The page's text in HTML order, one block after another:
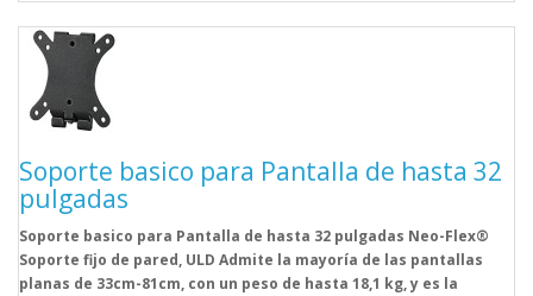
Soporte basico para Pantalla de hasta 32
pulgadas
Soporte basico para Pantalla de hasta 32 pulgadas Neo-Flex®
Soporte fijo de pared, ULD Admite la mayoría de las pantallas
planas de 33cm-81cm, con un peso de hasta 18,1 kg, y es la